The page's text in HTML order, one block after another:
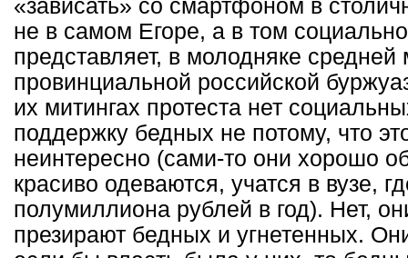
«зависать» со смартфоном в
не в самом Егоре, а в том
представляет, в молодняке средней
провинциальной российской
их митингах протеста нет
поддержку бедных не потому, что
неинтересно (сами-то они хорошо
красиво одеваются, учатся в вузе,
полумиллиона рублей в год). Нет,
презирают бедных и угнетенных.